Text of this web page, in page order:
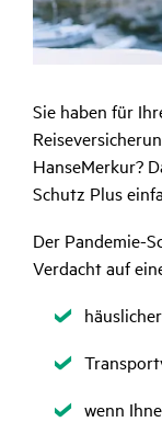
Sie haben für
HanseMerkur?
Schutz Plus
Der Pandemie-
Verdacht auf
Zutreffend
wenn